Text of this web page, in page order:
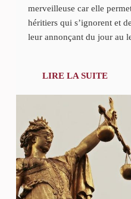
merveilleuse car elle
héritiers qui s’ignorent et
leur annonçant du jour au
LIRE LA SUITE